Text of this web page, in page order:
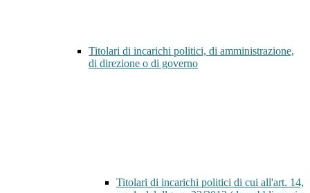
Titolari di incarichi politici, di amministrazione,
di direzione o di governo
Titolari di incarichi politici di cui all'art. 14,